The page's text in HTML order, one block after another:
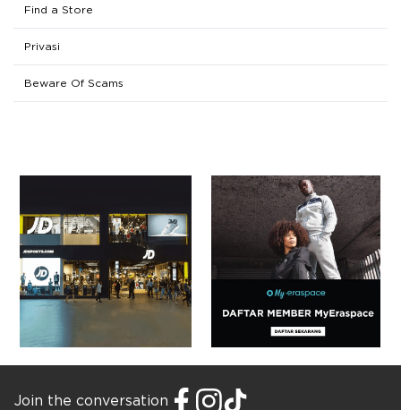
Registrasi
Pembayaran
Find a Store
Privasi
Beware Of Scams
Join the conversation